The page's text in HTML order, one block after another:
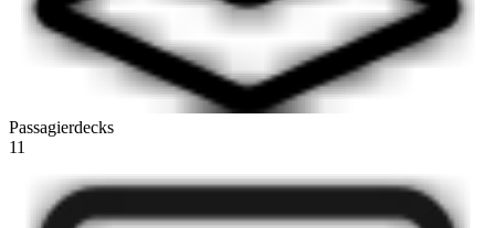
Passagierdecks
11